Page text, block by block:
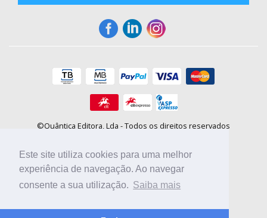
Este site utiliza cookies para uma melhor
experiência de navegação. Ao navegar
consente a sua utilização. Saiba mais
©Quântica Editora, Lda - Todos os direitos reservados
E-mail: info@booki.pt
Tel.: +351 220 104 872(custo de chamada para a rede fixa